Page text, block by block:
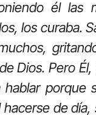
él las
los curaba.
Dios. Pero
porque
hacerse de